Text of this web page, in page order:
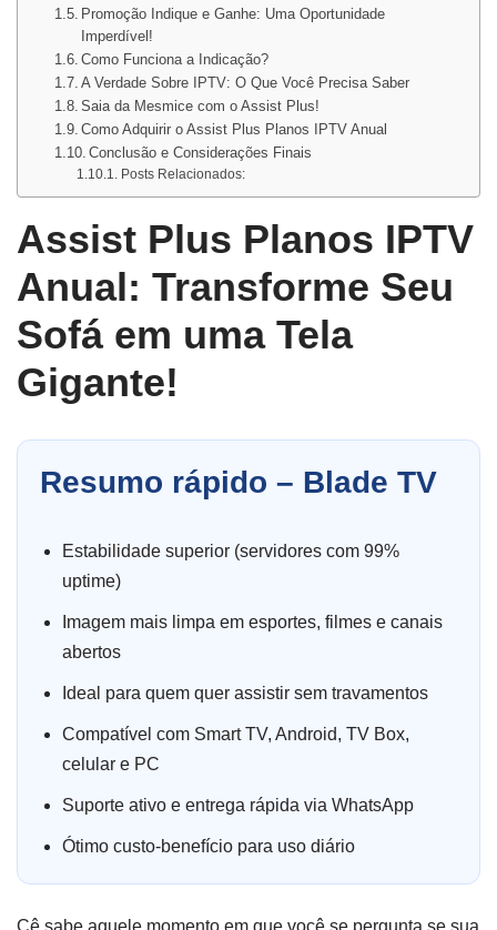
Promoção Indique e Ganhe: Uma Oportunidade
Imperdível!
Como Funciona a Indicação?
A Verdade Sobre IPTV: O Que Você Precisa Saber
Saia da Mesmice com o Assist Plus!
Como Adquirir o Assist Plus Planos IPTV Anual
Conclusão e Considerações Finais
Posts Relacionados:
Assist Plus Planos IPTV
Anual: Transforme Seu
Sofá em uma Tela
Gigante!
Resumo rápido – Blade TV
Estabilidade superior (servidores com 99%
uptime)
Imagem mais limpa em esportes, filmes e canais
abertos
Ideal para quem quer assistir sem travamentos
Compatível com Smart TV, Android, TV Box,
celular e PC
Suporte ativo e entrega rápida via WhatsApp
Ótimo custo-benefício para uso diário
Cê sabe aquele momento em que você se pergunta se sua